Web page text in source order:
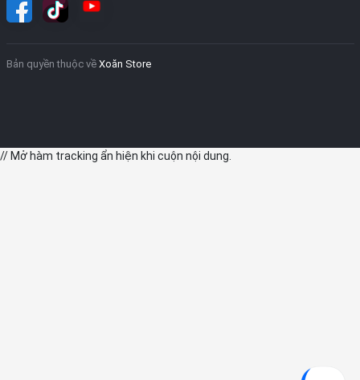
Bản quyền thuộc về Xoăn Store
// Mở hàm tracking ẩn hiện khi cuộn nội dung.